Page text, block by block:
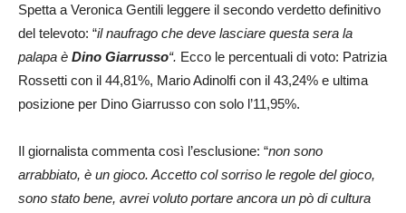
Spetta a Veronica Gentili leggere il secondo verdetto definitivo
del televoto: “il naufrago che deve lasciare questa sera la
palapa è Dino Giarrusso“. Ecco le percentuali di voto: Patrizia
Rossetti con il 44,81%, Mario Adinolfi con il 43,24% e ultima
posizione per Dino Giarrusso con solo l’11,95%.
Il giornalista commenta così l’esclusione: “non sono
arrabbiato, è un gioco. Accetto col sorriso le regole del gioco,
sono stato bene, avrei voluto portare ancora un pò di cultura